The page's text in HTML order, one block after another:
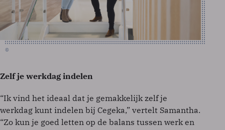
©
Zelf je werkdag indelen
“Ik vind het ideaal dat je gemakkelijk zelf je
werkdag kunt indelen bij Cegeka,” vertelt Samantha.
“Zo kun je goed letten op de balans tussen werk en